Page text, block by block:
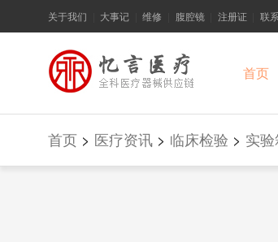
关于我们 大事记 维修 腹腔镜 注册证 联
首页
首页 > 医疗资讯 > 临床检验 > 实